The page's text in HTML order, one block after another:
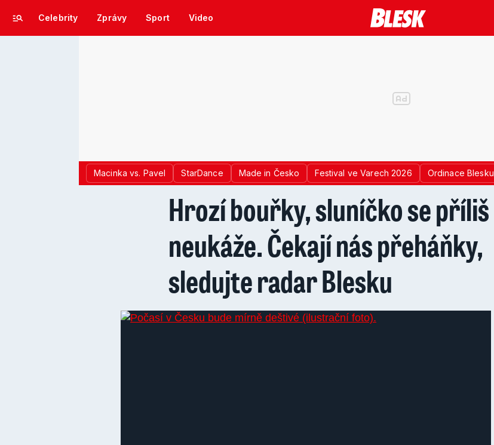
Celebrity Zprávy Sport Video
Macinka vs. Pavel StarDance Made in Česko Festival ve Varech 2026 Ordinace Blesku
Hrozí bouřky, sluníčko se příliš
neukáže. Čekají nás přeháňky,
sledujte radar Blesku